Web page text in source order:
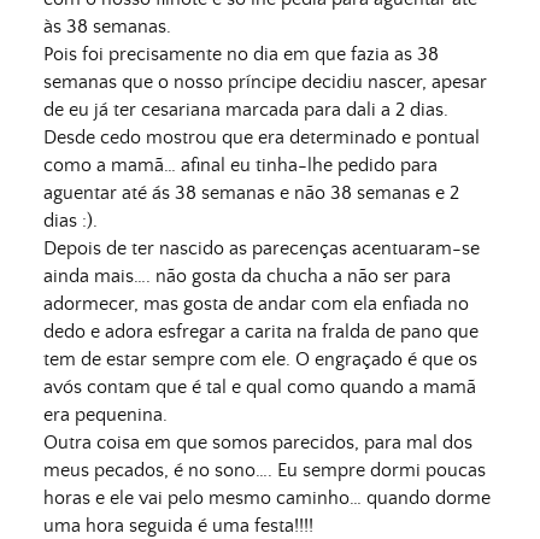
às 38 semanas.
Pois foi precisamente no dia em que fazia as 38
semanas que o nosso príncipe decidiu nascer, apesar
de eu já ter cesariana marcada para dali a 2 dias.
Desde cedo mostrou que era determinado e pontual
como a mamã… afinal eu tinha-lhe pedido para
aguentar até ás 38 semanas e não 38 semanas e 2
dias :).
Depois de ter nascido as parecenças acentuaram-se
ainda mais…. não gosta da chucha a não ser para
adormecer, mas gosta de andar com ela enfiada no
dedo e adora esfregar a carita na fralda de pano que
tem de estar sempre com ele. O engraçado é que os
avós contam que é tal e qual como quando a mamã
era pequenina.
Outra coisa em que somos parecidos, para mal dos
meus pecados, é no sono…. Eu sempre dormi poucas
horas e ele vai pelo mesmo caminho… quando dorme
uma hora seguida é uma festa!!!!